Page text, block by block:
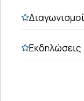
Διαγωνισμοί
Εκδηλώσεις